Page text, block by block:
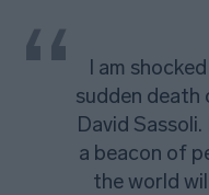
I am
sudden death
David
a beacon of
the world